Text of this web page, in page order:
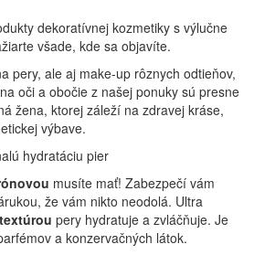
dekoratívnej kozmetiky s výlučne
všade, kde sa objavíte.
pery, ale aj make-up rôznych odtieňov,
oči a obočie z našej ponuky sú presne
žena, ktorej záleží na zdravej kráse,
výbave.
hydratáciu pier
musíte mať! Zabezpečí vám
že vám nikto neodolá. Ultra
pery hydratuje a zvláčňuje. Je
a konzervačných látok.